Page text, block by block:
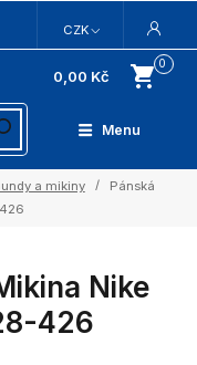
Menu
CZK
0
0,00 Kč
a mikiny
Pánská
Nike
426